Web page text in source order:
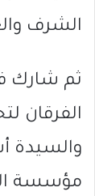
الشرف
ثم شارك
الفرقان
والسيدة
مؤسسة